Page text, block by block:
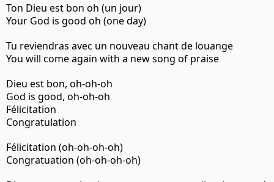
Ton Dieu est bon oh (un jour)
Your God is good oh (one day)
Tu reviendras avec un nouveau chant de louange
You will come again with a new song of praise
Dieu est bon, oh-oh-oh
God is good, oh-oh-oh
Félicitation
Congratulation
Félicitation (oh-oh-oh-oh)
Congratuation (oh-oh-oh-oh)